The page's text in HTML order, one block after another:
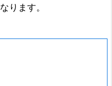
ります。